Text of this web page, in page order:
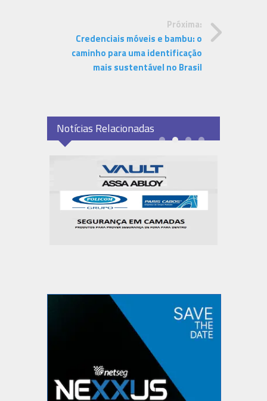
Próxima:
Credenciais móveis e bambu: o
caminho para uma identificação
mais sustentável no Brasil
Notícias Relacionadas